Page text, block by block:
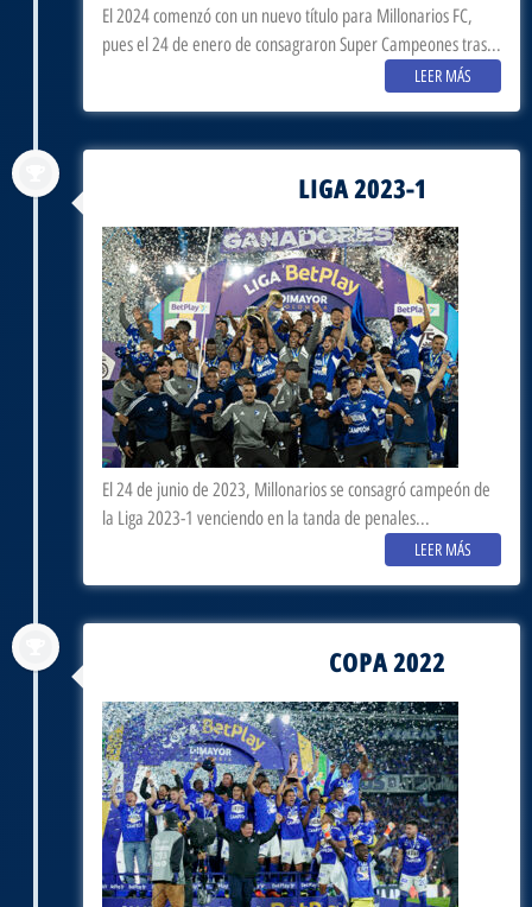
El 2024 comenzó con un nuevo título para Millonarios FC,
pues el 24 de enero de consagraron Super Campeones tras...
LEER MÁS
LIGA 2023-1
El 24 de junio de 2023, Millonarios se consagró campeón de
la Liga 2023-1 venciendo en la tanda de penales...
LEER MÁS
COPA 2022